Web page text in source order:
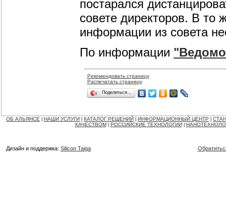
постарался
совете директоров. В то
информации из совета
По информации
Рекомендовать страницу
Распечатать страницу
Поделиться…
ОБ АЛЬЯНСЕ НАШИ УСЛУГИ КАТАЛОГ РЕШЕНИЙ ИНФОРМАЦИОННЫЙ ЦЕНТР
КАЧЕСТВОМ
РОССИЙСКИЕ ТЕХНОЛОГИИ
Дизайн и поддержка: Silicon Taiga